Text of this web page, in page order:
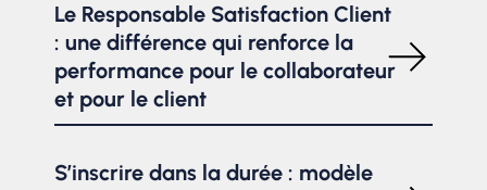
Le Responsable Satisfaction Client
: une différence qui renforce la
performance pour le collaborateur
et pour le client
nous sommes accompagnés par un
Responsable Satisfaction Client (RSC), c’est un
S’inscrire dans la durée : modèle